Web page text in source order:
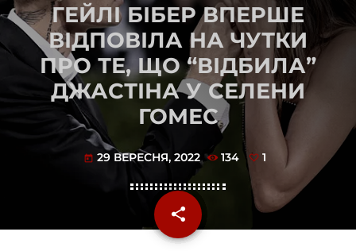
ГЕЙЛІ БІБЕР ВПЕРШЕ
ВІДПОВІЛА НА ЧУТКИ
ПРО ТЕ, ЩО “ВІДБИЛА”
ДЖАСТІНА У СЕЛЕНИ
ГОМЕС
today 29 ВЕРЕСНЯ, 2022 134 1
share
email